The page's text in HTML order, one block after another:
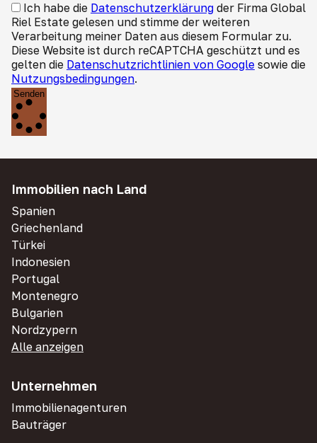
Ich habe die Datenschutzerklärung der Firma Global
Riel Estate gelesen und stimme der weiteren
Verarbeitung meiner Daten aus diesem Formular zu.
Diese Website ist durch reCAPTCHA geschützt und es
gelten die Datenschutzrichtlinien von Google sowie die
Nutzungsbedingungen.
Senden
Immobilien nach Land
Spanien
Griechenland
Türkei
Indonesien
Portugal
Montenegro
Bulgarien
Nordzypern
Alle anzeigen
Unternehmen
Immobilienagenturen
Bauträger